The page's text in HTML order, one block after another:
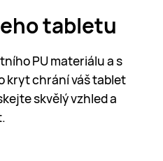
tabletu
PU materiálu a s
kryt chrání váš tablet
skvělý vzhled a